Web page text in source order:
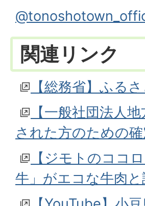
関連リンク
【総務省】ふる
【一般社団法人
された方のための
【ジモトのココ
牛」がエコな牛肉